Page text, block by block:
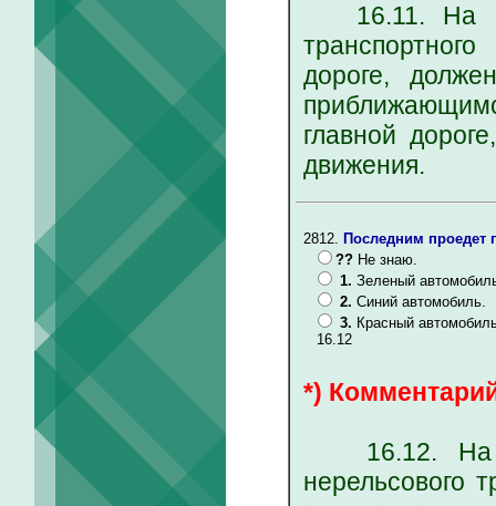
16.11. На
дороге,
главной
движения.
2812.
Последним проедет
?? Не знаю.
1. Зеленый
2. Синий автомобиль.
3. Красный
16.12
*)
16.12. На
нерельсового